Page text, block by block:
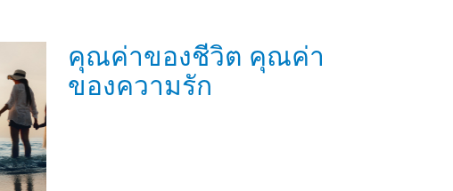
คุณค่าของชีวิต คุณค่า
ของความรัก